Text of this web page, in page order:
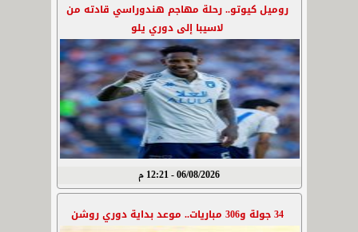
روميل كيوتو.. رحلة مهاجم هندوراسي قادته من
لاسيبا إلى دوري يلو
06/08/2026 - 12:21 م
34 جولة و306 مباريات.. موعد بداية دوري روشن